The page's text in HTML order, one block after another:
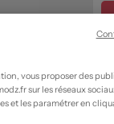
vous proposer des
sur les réseaux
et les paramétrer en